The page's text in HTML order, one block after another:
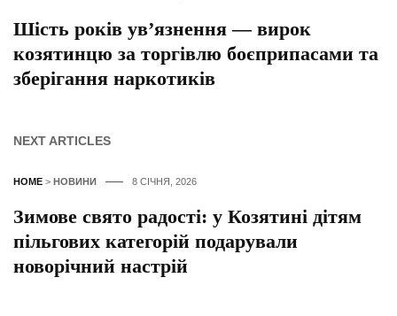
Шість років ув’язнення — вирок
козятинцю за торгівлю боєприпасами та
зберігання наркотиків
NEXT ARTICLES
HOME > НОВИНИ 8 СІЧНЯ, 2026
Зимове свято радості: у Козятині дітям
пільгових категорій подарували
новорічний настрій